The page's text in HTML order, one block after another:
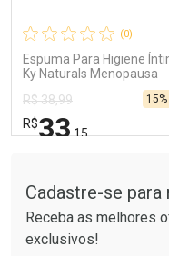
Comprar sem
Por R$ 121,90/cada
Comprar sem
(0)
Espuma Para Higiene
Ky Naturals Menopausa
R$ 38,99
R$33,15
15%
Laboratório
Por Menos
Cadastre-se
Receba as melhores
exclusivos!